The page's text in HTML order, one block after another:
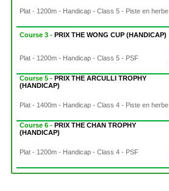
Plat - 1200m - Handicap - Class 5 - Piste en herbe
Course 3 -PRIX THE WONG CUP (HANDICAP)
Plat - 1200m - Handicap - Class 5 - PSF
Course 5 -PRIX THE ARCULLI TROPHY
(HANDICAP)
Plat - 1400m - Handicap - Class 4 - Piste en herbe
Course 6 -PRIX THE CHAN TROPHY
(HANDICAP)
Plat - 1200m - Handicap - Class 4 - PSF